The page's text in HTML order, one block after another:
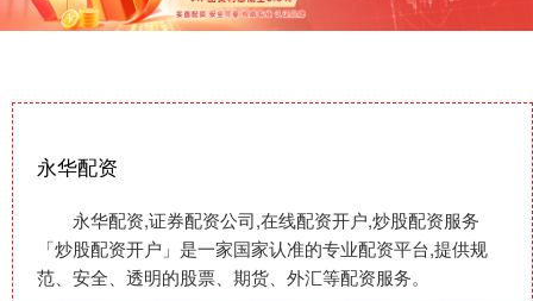
永华配资
永华配资,证券配资公司,在线配资开户,炒股配资服务
「炒股配资开户」是一家国家认准的专业配资平台,提供规
范、安全、透明的股票、期货、外汇等配资服务。